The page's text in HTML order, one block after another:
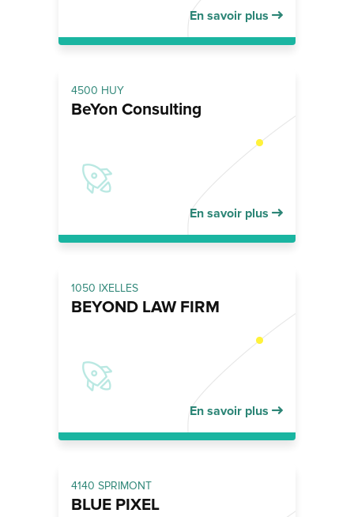
En savoir plus
4500 HUY
BeYon Consulting
En savoir plus
1050 IXELLES
BEYOND LAW FIRM
En savoir plus
4140 SPRIMONT
BLUE PIXEL